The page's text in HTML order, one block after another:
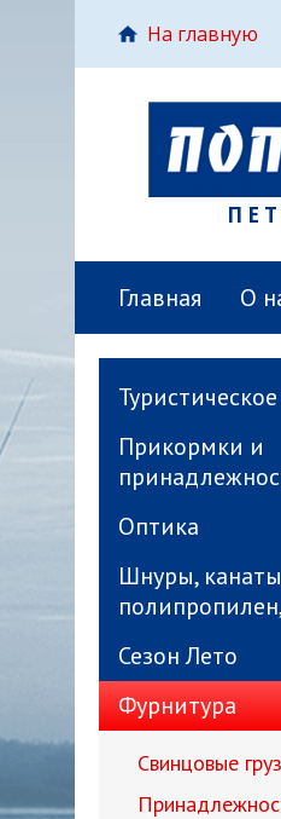
На главную
Главная О
Прикормки и
Оптика
Шнуры,
Сезон Лето
Фурнитура
Свинцовые